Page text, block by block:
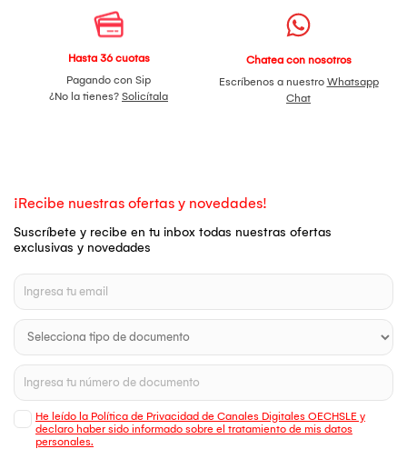
Hasta 36 cuotas
Pagando con Sip
¿No la tienes? Solicítala
Chatea con nosotros
Escríbenos a nuestro Whatsapp
Chat
¡Recibe nuestras ofertas y novedades!
Suscríbete y recibe en tu inbox todas nuestras ofertas
exclusivas y novedades
He leído la Política de Privacidad de Canales Digitales OECHSLE y
declaro haber sido informado sobre el tratamiento de mis datos
personales.